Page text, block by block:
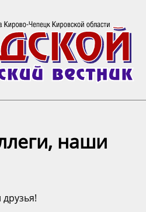
наши